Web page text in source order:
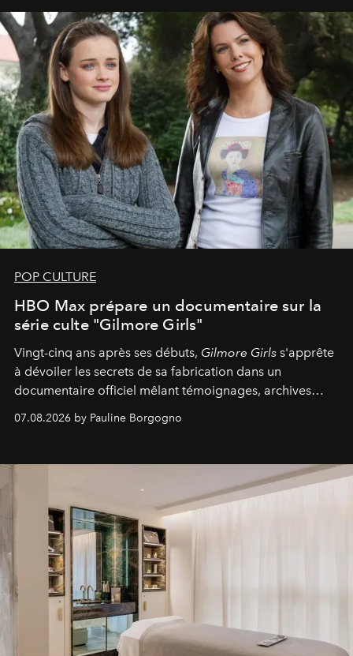
POP CULTURE
HBO Max prépare un documentaire sur la
série culte "Gilmore Girls"
Vingt-cinq ans après ses débuts, Gilmore Girls s'apprête
à dévoiler les secrets de sa fabrication dans un
documentaire officiel mêlant témoignages, archives
inédites et plongée dans les coulisses d'un phénomène
générationnel.
07.08.2026 by Pauline Borgogno